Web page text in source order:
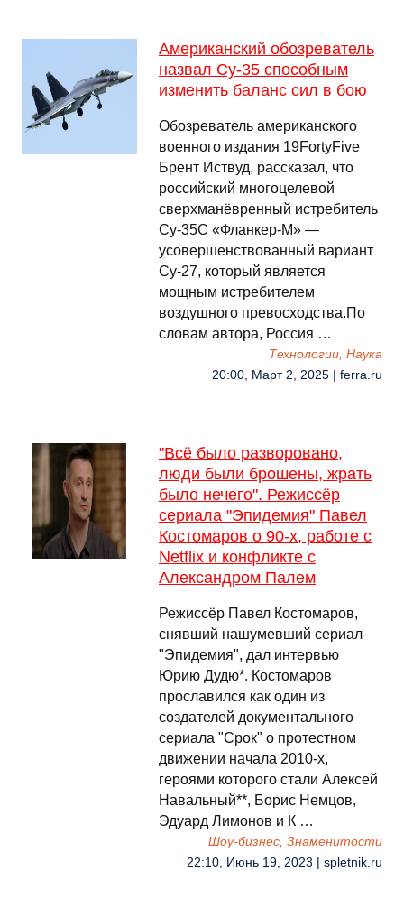
Американский обозреватель
назвал Су-35 способным
изменить баланс сил в бою
Обозреватель американского
военного издания 19FortyFive
Брент Иствуд, рассказал, что
российский многоцелевой
сверхманёвренный истребитель
Су-35С «Фланкер-М» —
усовершенствованный вариант
Су-27, который является
мощным истребителем
воздушного превосходства.По
словам автора, Россия …
Технологии, Наука
20:00, Март 2, 2025 | ferra.ru
"Всё было разворовано,
люди были брошены, жрать
было нечего". Режиссёр
сериала "Эпидемия" Павел
Костомаров о 90-х, работе с
Netflix и конфликте с
Александром Палем
Режиссёр Павел Костомаров,
снявший нашумевший сериал
"Эпидемия", дал интервью
Юрию Дудю*. Костомаров
прославился как один из
создателей документального
сериала "Срок" о протестном
движении начала 2010-х,
героями которого стали Алексей
Навальный**, Борис Немцов,
Эдуард Лимонов и К …
Шоу-бизнес, Знаменитости
22:10, Июнь 19, 2023 | spletnik.ru